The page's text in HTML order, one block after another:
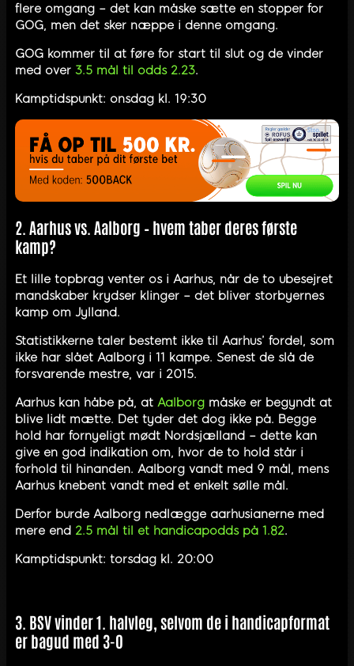
flere omgang – det kan måske sætte en stopper for
GOG, men det sker næppe i denne omgang.
GOG kommer til at føre for start til slut og de vinder
med over 3.5 mål til odds 2.23.
Kamptidspunkt: onsdag kl. 19:30
2. Aarhus vs. Aalborg – hvem taber deres første
kamp?
Et lille topbrag venter os i Aarhus, når de to ubesejret
mandskaber krydser klinger – det bliver storbyernes
kamp om Jylland.
Statistikkerne taler bestemt ikke til Aarhus’ fordel, som
ikke har slået Aalborg i 11 kampe. Senest de slå de
forsvarende mestre, var i 2015.
Aarhus kan håbe på, at Aalborg måske er begyndt at
blive lidt mætte. Det tyder det dog ikke på. Begge
hold har fornyeligt mødt Nordsjælland – dette kan
give en god indikation om, hvor de to hold står i
forhold til hinanden. Aalborg vandt med 9 mål, mens
Aarhus knebent vandt med et enkelt sølle mål.
Derfor burde Aalborg nedlægge aarhusianerne med
mere end 2.5 mål til et handicapodds på 1.82.
Kamptidspunkt: torsdag kl. 20:00
3. BSV vinder 1. halvleg, selvom de i handicapformat
er bagud med 3-0